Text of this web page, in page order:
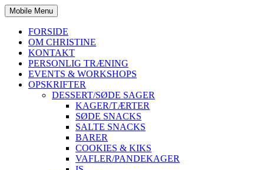
Mobile Menu
FORSIDE
OM CHRISTINE
KONTAKT
PERSONLIG TRÆNING
EVENTS & WORKSHOPS
OPSKRIFTER
DESSERT/SØDE SAGER
KAGER/TÆRTER
SØDE SNACKS
SALTE SNACKS
BARER
COOKIES & KIKS
VAFLER/PANDEKAGER